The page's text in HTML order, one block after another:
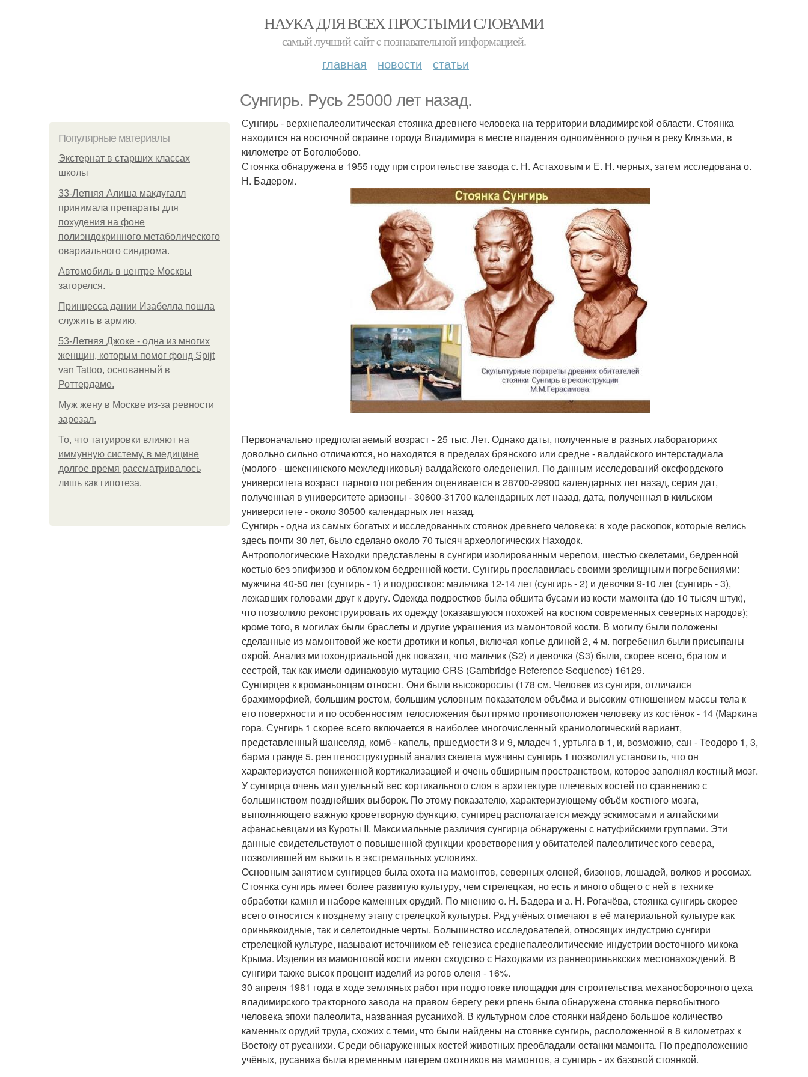
НАУКА ДЛЯ ВСЕХ ПРОСТЫМИ СЛОВАМИ
самый лучший сайт c познавательной информацией.
главная новости статьи
Сунгирь. Русь 25000 лет назад.
Популярные материалы
Экстернат в старших классах
школы
33-Летняя Алиша макдугалл
принимала препараты для
похудения на фоне
полиэндокринного метаболического
овариального синдрома.
Автомобиль в центре Москвы
загорелся.
Принцесса дании Изабелла пошла
служить в армию.
53-Летняя Джоке - одна из многих
женщин, которым помог фонд Spijt
van Tattoo, основанный в
Роттердаме.
Mуж жену в Москве из-за ревности
зарезал.
То, что татуировки влияют на
иммунную систему, в медицине
долгое время рассматривалось
лишь как гипотеза.
Сунгирь - верхнепалеолитическая стоянка древнего человека на территории владимирской области. Стоянка
находится на восточной окраине города Владимира в месте впадения одноимённого ручья в реку Клязьма, в
километре от Боголюбово.
Стоянка обнаружена в 1955 году при строительстве завода с. Н. Астаховым и Е. Н. черных, затем исследована о.
Н. Бадером.
Первоначально предполагаемый возраст - 25 тыс. Лет. Однако даты, полученные в разных лабораториях
довольно сильно отличаются, но находятся в пределах брянского или средне - валдайского интерстадиала
(молого - шекснинского межледниковья) валдайского оледенения. По данным исследований оксфордского
университета возраст парного погребения оценивается в 28700-29900 календарных лет назад, серия дат,
полученная в университете аризоны - 30600-31700 календарных лет назад, дата, полученная в кильском
университете - около 30500 календарных лет назад.
Сунгирь - одна из самых богатых и исследованных стоянок древнего человека: в ходе раскопок, которые велись
здесь почти 30 лет, было сделано около 70 тысяч археологических Находок.
Антропологические Находки представлены в сунгири изолированным черепом, шестью скелетами, бедренной
костью без эпифизов и обломком бедренной кости. Сунгирь прославилась своими зрелищными погребениями:
мужчина 40-50 лет (сунгирь - 1) и подростков: мальчика 12-14 лет (сунгирь - 2) и девочки 9-10 лет (сунгирь - 3),
лежавших головами друг к другу. Одежда подростков была обшита бусами из кости мамонта (до 10 тысяч штук),
что позволило реконструировать их одежду (оказавшуюся похожей на костюм современных северных народов);
кроме того, в могилах были браслеты и другие украшения из мамонтовой кости. В могилу были положены
сделанные из мамонтовой же кости дротики и копья, включая копье длиной 2, 4 м. погребения были присыпаны
охрой. Анализ митохондриальной днк показал, что мальчик (S2) и девочка (S3) были, скорее всего, братом и
сестрой, так как имели одинаковую мутацию CRS (Cambridge Reference Sequence) 16129.
Сунгирцев к кроманьонцам относят. Они были высокорослы (178 см. Человек из сунгиря, отличался
брахиморфией, большим ростом, большим условным показателем объёма и высоким отношением массы тела к
его поверхности и по особенностям телосложения был прямо противоположен человеку из костёнок - 14 (Маркина
гора. Сунгирь 1 скорее всего включается в наиболее многочисленный краниологический вариант,
представленный шанселяд, комб - капель, пршедмости 3 и 9, младеч 1, уртьяга в 1, и, возможно, сан - Теодоро 1, 3,
барма гранде 5. рентгеноструктурный анализ скелета мужчины сунгирь 1 позволил установить, что он
характеризуется пониженной кортикализацией и очень обширным пространством, которое заполнял костный мозг.
У сунгирца очень мал удельный вес кортикального слоя в архитектуре плечевых костей по сравнению с
большинством позднейших выборок. По этому показателю, характеризующему объём костного мозга,
выполняющего важную кроветворную функцию, сунгирец располагается между эскимосами и алтайскими
афанасьевцами из Куроты II. Максимальные различия сунгирца обнаружены с натуфийскими группами. Эти
данные свидетельствуют о повышенной функции кроветворения у обитателей палеолитического севера,
позволившей им выжить в экстремальных условиях.
Основным занятием сунгирцев была охота на мамонтов, северных оленей, бизонов, лошадей, волков и росомах.
Стоянка сунгирь имеет более развитую культуру, чем стрелецкая, но есть и много общего с ней в технике
обработки камня и наборе каменных орудий. По мнению о. Н. Бадера и а. Н. Рогачёва, стоянка сунгирь скорее
всего относится к позднему этапу стрелецкой культуры. Ряд учёных отмечают в её материальной культуре как
ориньякоидные, так и селетоидные черты. Большинство исследователей, относящих индустрию сунгири
стрелецкой культуре, называют источником её генезиса среднепалеолитические индустрии восточного микока
Крыма. Изделия из мамонтовой кости имеют сходство с Находками из раннеориньякских местонахождений. В
сунгири также высок процент изделий из рогов оленя - 16%.
30 апреля 1981 года в ходе земляных работ при подготовке площадки для строительства механосборочного цеха
владимирского тракторного завода на правом берегу реки рпень была обнаружена стоянка первобытного
человека эпохи палеолита, названная русанихой. В культурном слое стоянки найдено большое количество
каменных орудий труда, схожих с теми, что были найдены на стоянке сунгирь, расположенной в 8 километрах к
Востоку от русанихи. Среди обнаруженных костей животных преобладали останки мамонта. По предположению
учёных, русаниха была временным лагерем охотников на мамонтов, а сунгирь - их базовой стоянкой.